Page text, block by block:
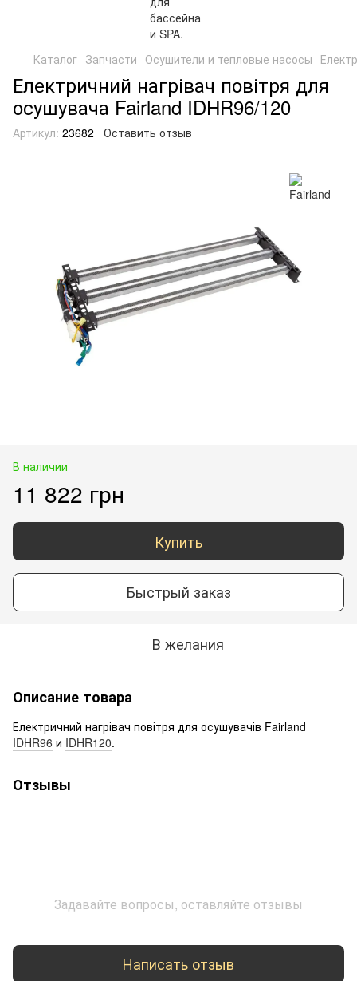
Каталог Запчасти Осушители и тепловые насосы
Електричний нагрівач повітря для
осушувача Fairland IDHR96/120
Артикул: 23682 Оставить отзыв
В наличии
11 822 грн
Купить
Быстрый заказ
В желания
Описание товара
Електричний нагрівач повітря для осушувачів Fairland
IDHR96 и IDHR120.
Отзывы
Задавайте вопросы, оставляйте отзывы
Написать отзыв